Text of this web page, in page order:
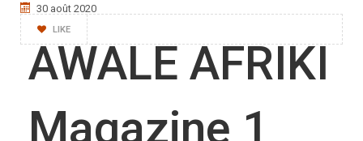
LIKE
30 août 2020
AWALE AFRIKI
Magazine 1